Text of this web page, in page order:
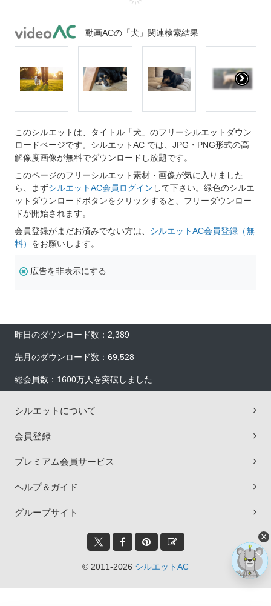
動画ACの「犬」関連検索結果
このシルエットは、タイトル「犬」のフリーシルエットダウン
ロードページです。シルエットAC では、JPG・PNG形式の高
解像度画像が無料でダウンロードし放題です。
このページのフリーシルエット素材・画像が気に入りました
ら、まずシルエットAC会員ログイン して下さい。緑色のシルエ
ットダウンロードボタンをクリックすると、フリーダウンロー
ドが開始されます。
会員登録がまだお済みでない方は、 シルエットAC会員登録（無
料） をお願いします。
広告を非表示にする
昨日のダウンロード数：2,389
先月のダウンロード数：69,528
総会員数：1600万人を突破しました
シルエットについて
会員登録
プレミアム会員サービス
ヘルプ＆ガイド
グループサイト
© 2011-2026 シルエットAC
×